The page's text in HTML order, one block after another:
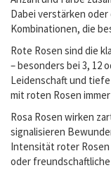
Dabei verstärken
Kombinationen, die
Rote Rosen sind die
– besonders bei 3, 12
Leidenschaft und
mit roten Rosen
Rosa Rosen wirken
signalisieren
Intensität roter
oder